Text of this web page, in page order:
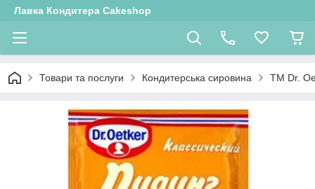
Лавка Кондитера Cakeshop
Товари та послуги Кондитерська сировина ТМ Dr.